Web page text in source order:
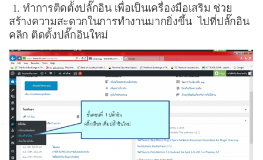
1. ทำการติดตั้งปลั๊กอิน เพื่อเป็นเครื่องมือเสริม ช่วย
สร้างความสะดวกในการทำงานมากยิ่งขึ้น ไปที่ปลั๊กอิน
คลิก ติดตั้งปลั๊กอินใหม่